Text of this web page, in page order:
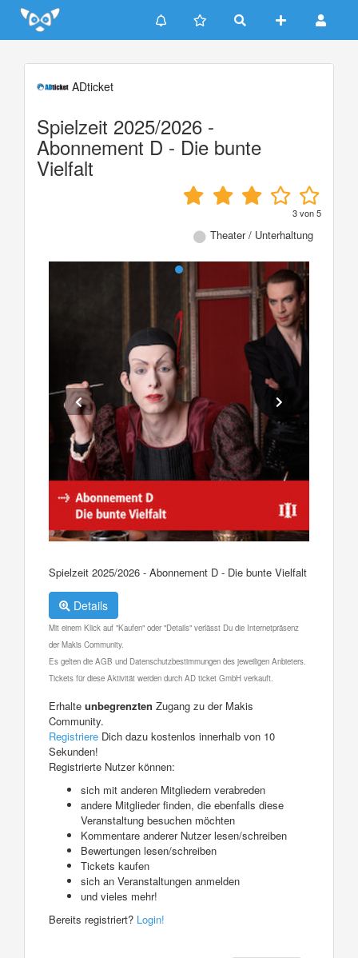
Update cookies preferences
ADticket
Spielzeit 2025/2026 -
Abonnement D - Die bunte
Vielfalt
3von5
Theater / Unterhaltung
Spielzeit 2025/2026 - Abonnement D - Die bunte Vielfalt
Details
Mit einem Klick auf "Kaufen" oder "Details" verlässt Du die Internetpräsenz
der Makis Community.
Es gelten die AGB und Datenschutzbestimmungen des jeweiligen Anbieters.
Tickets für diese Aktivität werden durch AD ticket GmbH verkauft.
Erhalte unbegrenzten Zugang zu der Makis
Community.
Registriere Dich dazu kostenlos innerhalb von 10
Sekunden!
Registrierte Nutzer können:
sich mit anderen Mitgliedern verabreden
andere Mitglieder finden, die ebenfalls diese
Veranstaltung besuchen möchten
Kommentare anderer Nutzer lesen/schreiben
Bewertungen lesen/schreiben
Tickets kaufen
sich an Veranstaltungen anmelden
und vieles mehr!
Bereits registriert? Login!